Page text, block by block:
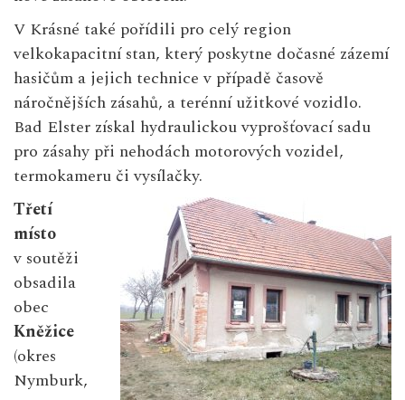
V Krásné také pořídili pro celý region
velkokapacitní stan, který poskytne dočasné zázemí
hasičům a jejich technice v případě časově
náročnějších zásahů, a terénní užitkové vozidlo.
Bad Elster získal hydraulickou vyprošťovací sadu
pro zásahy při nehodách motorových vozidel,
termokameru či vysílačky.
Třetí
místo
v soutěži
obsadila
obec
Kněžice
(okres
Nymburk,